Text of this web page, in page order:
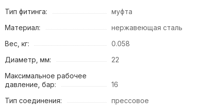
Тип фитинга:
муфта
Материал:
нержавеющая сталь
Вес, кг:
0.058
Диаметр, мм:
22
Максимальное рабочее
давление, бар:
16
Тип соединения:
прессовое